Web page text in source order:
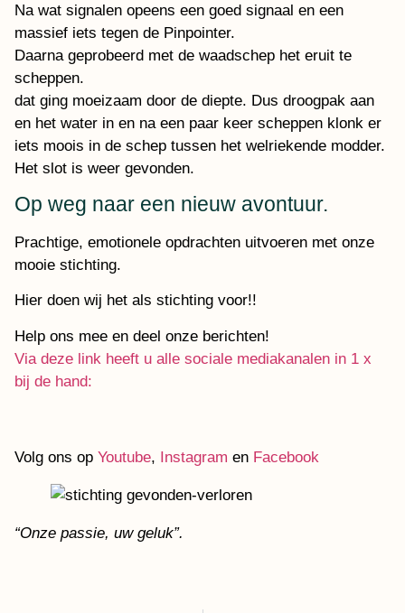
Na wat signalen opeens een goed signaal en een
massief iets tegen de Pinpointer.
Daarna geprobeerd met de waadschep het eruit te
scheppen.
dat ging moeizaam door de diepte. Dus droogpak aan
en het water in en na een paar keer scheppen klonk er
iets moois in de schep tussen het welriekende modder.
Het slot is weer gevonden.
Op weg naar een nieuw avontuur.
Prachtige, emotionele opdrachten uitvoeren met onze
mooie stichting.
Hier doen wij het als stichting voor!!
Help ons mee en deel onze berichten!
Via deze link heeft u alle sociale mediakanalen in 1 x
bij de hand:
Volg ons op Youtube, Instagram en Facebook
“Onze passie, uw geluk”.